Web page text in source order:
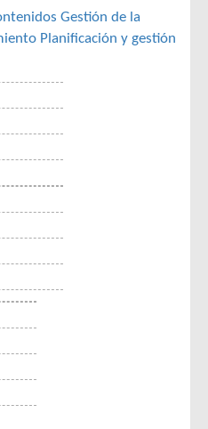
Gestión de la
Planificación y gestión